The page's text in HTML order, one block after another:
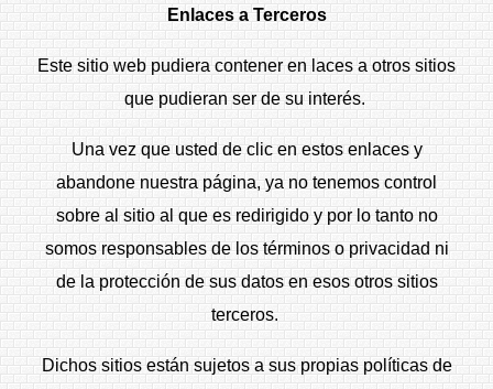
Enlaces a Terceros
Este sitio web pudiera contener en laces a otros sitios
que pudieran ser de su interés.
Una vez que usted de clic en estos enlaces y
abandone nuestra página, ya no tenemos control
sobre al sitio al que es redirigido y por lo tanto no
somos responsables de los términos o privacidad ni
de la protección de sus datos en esos otros sitios
terceros.
Dichos sitios están sujetos a sus propias políticas de